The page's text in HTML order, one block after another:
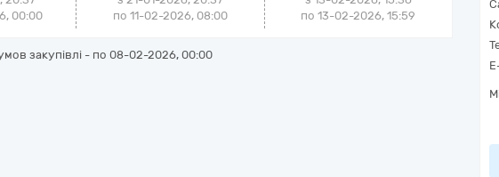
00:00
по 11-02-2026, 08:00
по13-02-2026, 15:59
закупівлі - по 08-02-2026, 00:00